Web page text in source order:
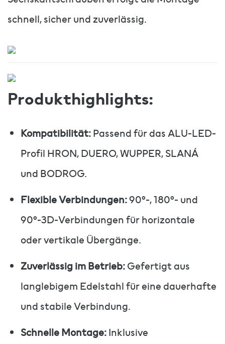
schnell, sicher und zuverlässig.
Produkthighlights:
Kompatibilität:Passend für das ALU-LED-
Profil HRON, DUERO, WUPPER, SLANÁ
und BODROG.
Flexible Verbindungen:90°-, 180°- und
90°-3D-Verbindungen für horizontale
oder vertikale Übergänge.
Zuverlässig im Betrieb:Gefertigt aus
langlebigem Edelstahl für eine dauerhafte
und stabile Verbindung.
Schnelle Montage:Inklusive